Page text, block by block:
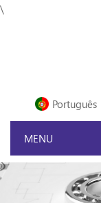
\
Português